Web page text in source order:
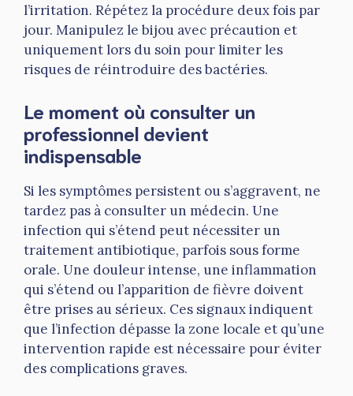
l’irritation. Répétez la procédure deux fois par
jour. Manipulez le bijou avec précaution et
uniquement lors du soin pour limiter les
risques de réintroduire des bactéries.
Le moment où consulter un
professionnel devient
indispensable
Si les symptômes persistent ou s’aggravent, ne
tardez pas à consulter un médecin. Une
infection qui s’étend peut nécessiter un
traitement antibiotique, parfois sous forme
orale. Une douleur intense, une inflammation
qui s’étend ou l’apparition de fièvre doivent
être prises au sérieux. Ces signaux indiquent
que l’infection dépasse la zone locale et qu’une
intervention rapide est nécessaire pour éviter
des complications graves.